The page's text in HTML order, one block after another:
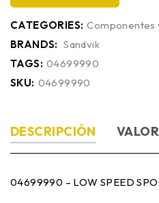
CATEGORIES: Componentes
BRANDS: Sandvik
TAGS: 04699990
SKU: 04699990
DESCRIPCIÓN
04699990 – LOW SPEED